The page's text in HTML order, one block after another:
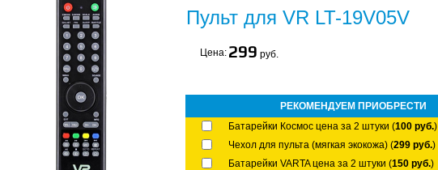
Пульт для VR LT-19V05V
Цена: 299 руб.
РЕКОМЕНДУЕМ ПРИОБРЕСТИ
Батарейки Космос цена за 2 штуки (100 руб.)
Чехол для пульта (мягкая экокожа) (299 руб.)
Батарейки VARTA цена за 2 штуки (150 руб.)